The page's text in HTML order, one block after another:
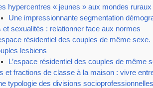
hypercentres « jeunes » aux mondes
Une impressionnante segmentation
et sexualités : relationner face aux normes
résidentiel des couples de même
lesbiens
L’espace résidentiel des couples de même
et fractions de classe à la maison : vivre
typologie des divisions